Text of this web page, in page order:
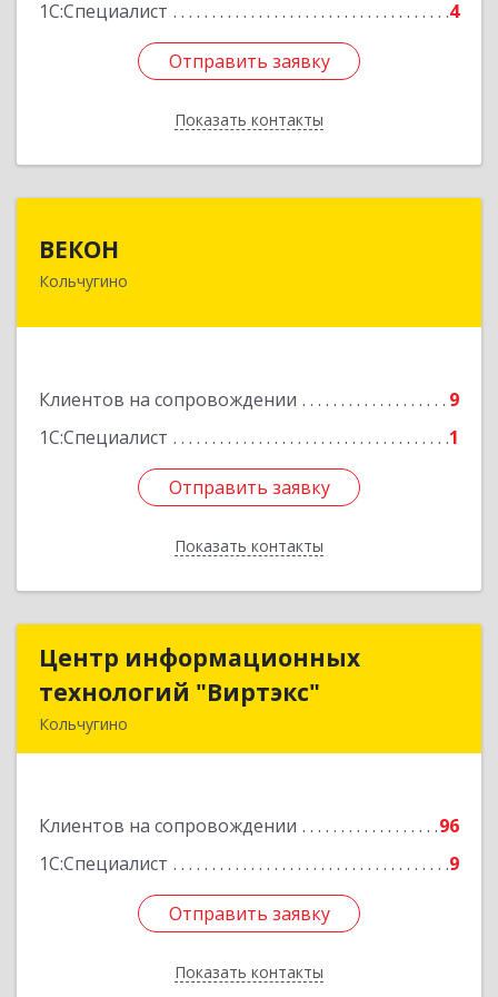
1С:Специалист 4
Отправить заявку
Показать контакты
Отправить заявку
Назад
ВЕКОН
Кольчугино
Клиентов на сопровождении
9
1С:Специалист
1
Отправить заявку
Показать контакты
601785, Владимирская обл, Кольчугинский р-н,
Отправить заявку
Назад
Центр информационных
технологий "Виртэкс"
Кольчугино
Клиентов на сопровождении
96
1С:Специалист
9
Отправить заявку
Показать контакты
Центр информационных
технологий "Виртэкс"
Подробнее
Отправить заявку
Назад